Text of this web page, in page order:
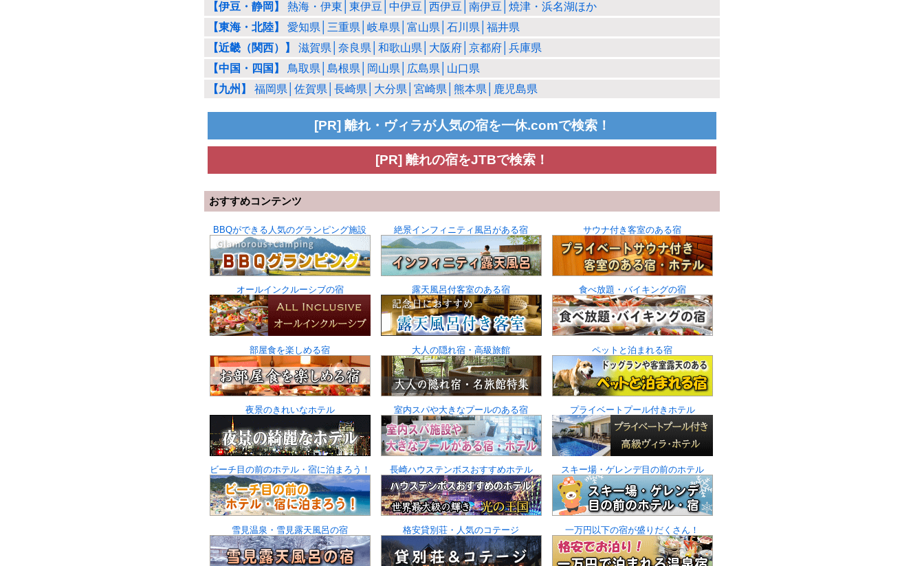
【伊豆・静岡】 熱海・伊東│東伊豆│中伊豆│西伊豆│南伊豆│焼津・浜名湖ほか
【東海・北陸】 愛知県│三重県│岐阜県│富山県│石川県│福井県
【近畿（関西）】 滋賀県│奈良県│和歌山県│大阪府│京都府│兵庫県
【中国・四国】 鳥取県│島根県│岡山県│広島県│山口県
【九州】 福岡県│佐賀県│長崎県│大分県│宮崎県│熊本県│鹿児島県
[PR] 離れ・ヴィラが人気の宿を一休.comで検索！
[PR] 離れの宿をJTBで検索！
おすすめコンテンツ
BBQができる人気のグランピング施設 絶景インフィニティ風呂がある宿 サウナ付き客室のある宿
オールインクルーシブの宿 露天風呂付客室のある宿 食べ放題・バイキングの宿
部屋食を楽しめる宿 大人の隠れ宿・高級旅館 ペットと泊まれる宿
夜景のきれいなホテル 室内スパや大きなプールのある宿 プライベートプール付きホテル
ビーチ目の前のホテル・宿に泊まろう！ 長崎ハウステンボスおすすめホテル スキー場・ゲレンデ目の前のホテル
雪見温泉・雪見露天風呂の宿 格安貸別荘・人気のコテージ 一万円以下の宿が盛りだくさん！